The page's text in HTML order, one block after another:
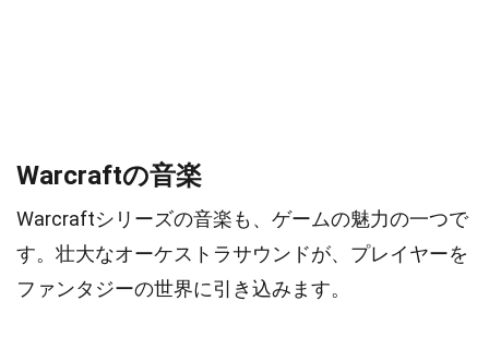
Warcraftの音楽
Warcraftシリーズの音楽も、ゲームの魅力の一つで
す。壮大なオーケストラサウンドが、プレイヤーを
ファンタジーの世界に引き込みます。